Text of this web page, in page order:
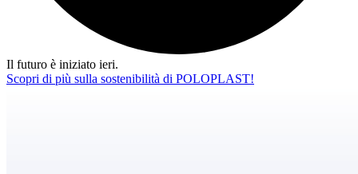
Il futuro è iniziato ieri.
Scopri di più sulla sostenibilità di POLOPLAST!